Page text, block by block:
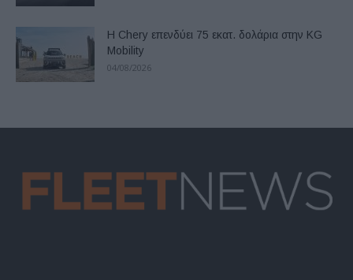
Η Chery επενδύει 75 εκατ. δολάρια στην KG
Mobility
04/08/2026